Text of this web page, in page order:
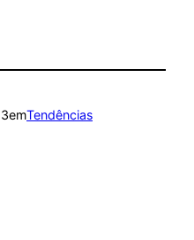
emTendências